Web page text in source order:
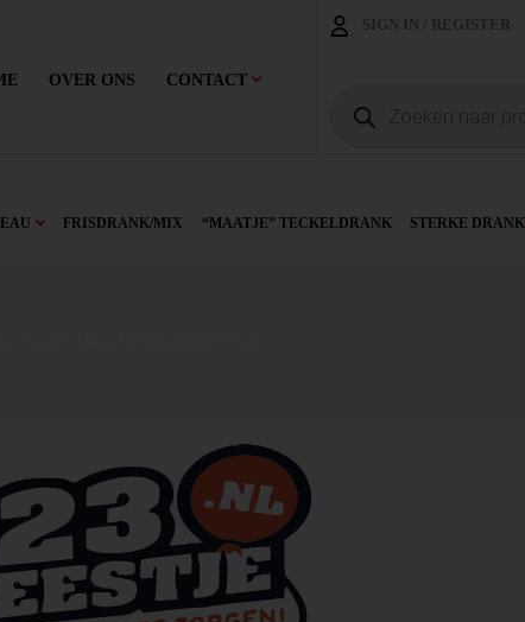
OVER ONS CONTACT
SIGN IN / REGISTER
FRISDRANK/MIX “MAATJE” TECKELDRANK STERKE DRANK